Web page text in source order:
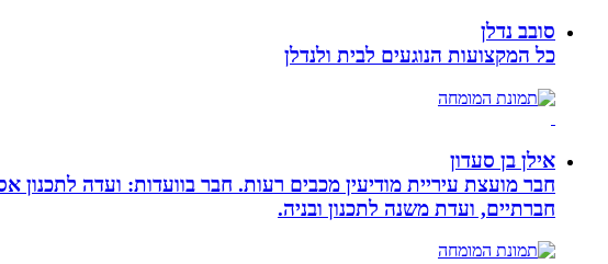
סובב נדלן
כל המקצועות הנוגעים לבית ולנדלן
אילן בן סעדון
חבר מועצת עיריית מודיעין מכבים רעות. חבר בוועדות: ועדה לתכנון
חברתיים, ועדת משנה לתכנון ובניה.